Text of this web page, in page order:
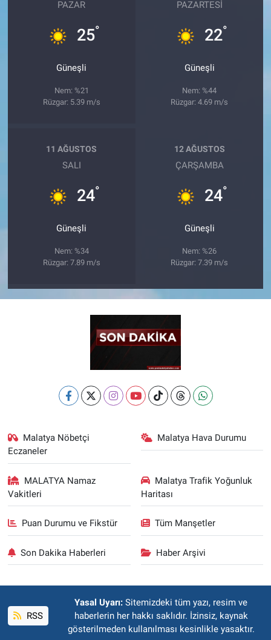
PAZAR
25°
Güneşli
Nem: %21
Rüzgar: 5.39 m/s
PAZARTESI
22°
Güneşli
Nem: %44
Rüzgar: 4.69 m/s
11 AĞUSTOS
SALI
24°
Güneşli
Nem: %34
Rüzgar: 7.89 m/s
12 AĞUSTOS
ÇARŞAMBA
24°
Güneşli
Nem: %26
Rüzgar: 7.39 m/s
Malatya Nöbetçi
Eczaneler
Malatya Hava Durumu
MALATYA Namaz
Vakitleri
Malatya Trafik Yoğunluk
Haritası
Puan Durumu ve Fikstür Tüm Manşetler
Son Dakika Haberleri Haber Arşivi
RSS
Yasal Uyarı: Sitemizdeki tüm yazı, resim ve
haberlerin her hakkı saklıdır. İzinsiz, kaynak
gösterilmeden kullanılması kesinlikle yasaktır.